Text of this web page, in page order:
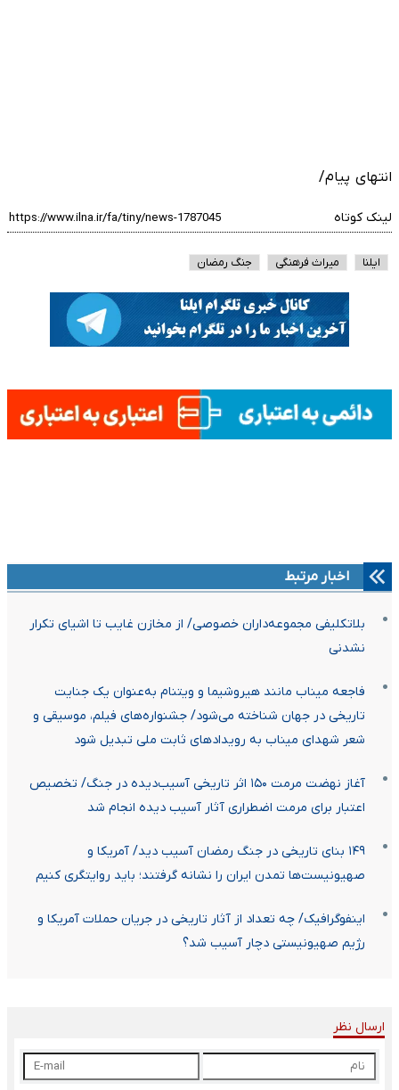
انتهای پیام/
لینک کوتاه
ایلنا میراث فرهنگی جنگ رمضان
اخبار مرتبط
بلاتکلیفی مجموعه‌داران خصوصی/ از مخازن غایب تا اشیای تکرار
نشدنی
فاجعه میناب مانند هیروشیما و ویتنام به‌عنوان یک جنایت
تاریخی در جهان شناخته می‌شود/ جشنواره‌های فیلم، موسیقی و
شعر شهدای میناب به رویدادهای ثابت ملی تبدیل شود
آغاز نهضت مرمت ۱۵۰ اثر تاریخی آسیب‌دیده در جنگ/ تخصیص
اعتبار برای مرمت اضطراری آثار آسیب دیده انجام شد
۱۴۹ بنای تاریخی در جنگ رمضان آسیب دید/ آمریکا و
صهیونیست‌ها تمدن ایران را نشانه گرفتند؛ باید روایتگری کنیم
اینفوگرافیک/ چه تعداد از آثار تاریخی در جریان حملات آمریکا و
رژیم صهیونیستی دچار آسیب شد؟
ارسال نظر